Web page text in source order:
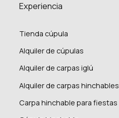
Experiencia
Tienda cúpula
Alquiler de cúpulas
Alquiler de carpas iglú
Alquiler de carpas hinchables
Carpa hinchable para fiestas